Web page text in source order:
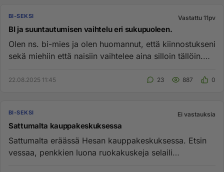
BI-SEKSI Vastattu 11pv
BI ja suuntautumisen vaihtelu eri sukupuoleen.
Olen ns. bi-mies ja olen huomannut, että kiinnostukseni
sekä miehiin että naisiin vaihtelee aina silloin tällöin.
22.08.2025 11:45 23 887 0
BI-SEKSI Ei vastauksia
Sattumalta kauppakeskuksessa
Sattumalta eräässä Hesan kauppakeskuksessa. Etsin
vessaa, penkkien luona ruokakuskeja selaili